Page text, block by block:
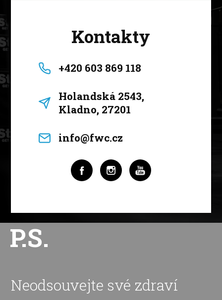
Kontakty
+420 603 869 118
Holandská 2543,
Kladno, 27201
info@fwc.cz
P.S.
Neodsouvejte své zdraví